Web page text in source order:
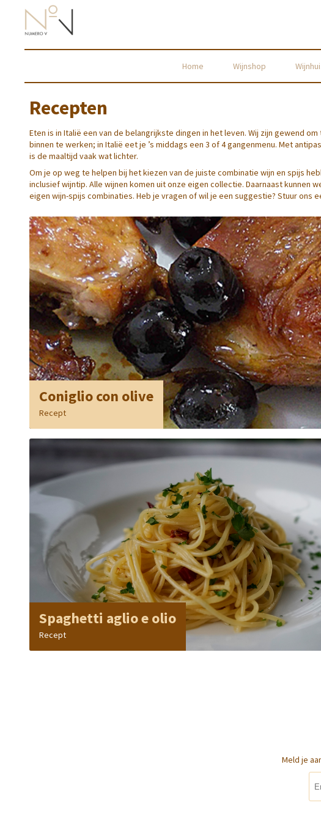
Home Wijnshop
Recepten
Eten is in Italië een van de belangrijkste dingen in het leven. Wij zijn gewend
binnen te werken; in Italië eet je ’s middags een 3 of 4 gangenmenu. Met
is de maaltijd vaak wat lichter.
Om je op weg te helpen bij het kiezen van de juiste combinatie wijn en spijs
inclusief wijntip. Alle wijnen komen uit onze eigen collectie. Daarnaast kunnen
eigen wijn-spijs combinaties. Heb je vragen of wil je een suggestie? Stuur ons
Coniglio con olive
Recept
Spaghetti aglio e olio
Recept
Meld je